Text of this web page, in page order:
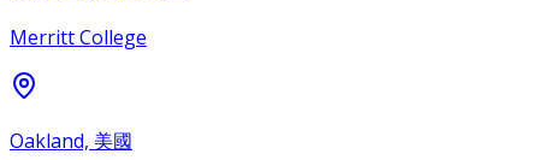
Merritt College
Oakland, 美國